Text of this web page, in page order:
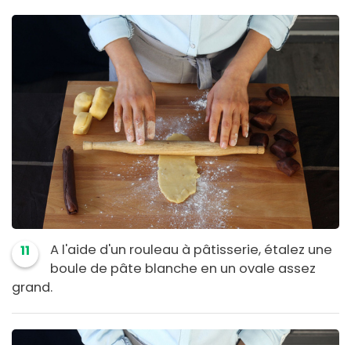
11
A l'aide d'un rouleau à pâtisserie, étalez une
boule de pâte blanche en un ovale assez
grand.